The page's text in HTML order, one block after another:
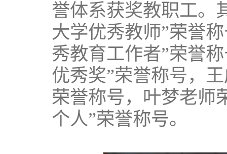
誉体系获奖教职工。
大学优秀教师”荣誉
秀教育工作者”荣誉
优秀奖”荣誉称号，
荣誉称号，叶梦老师
个人”荣誉称号。